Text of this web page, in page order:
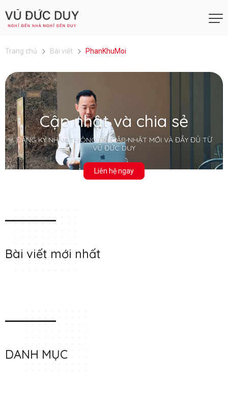
Trang chủ Bài viết PhanKhuMoi
Cập nhật và chia sẻ
ĐĂNG KÝ NHẬN THÔNG TIN CẬP NHẬT MỚI VÀ ĐẦY ĐỦ TỪ
VŨ ĐỨC DUY
Liên hệ ngay
Bài viết mới nhất
DANH MỤC